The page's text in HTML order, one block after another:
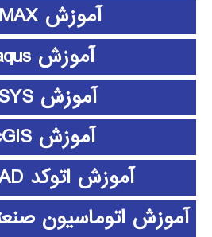
آموزش 3D MAX
آموزش abaqus
آموزش ANSYS
آموزش ArcGIS
آموزش اتوکد AUTOCAD